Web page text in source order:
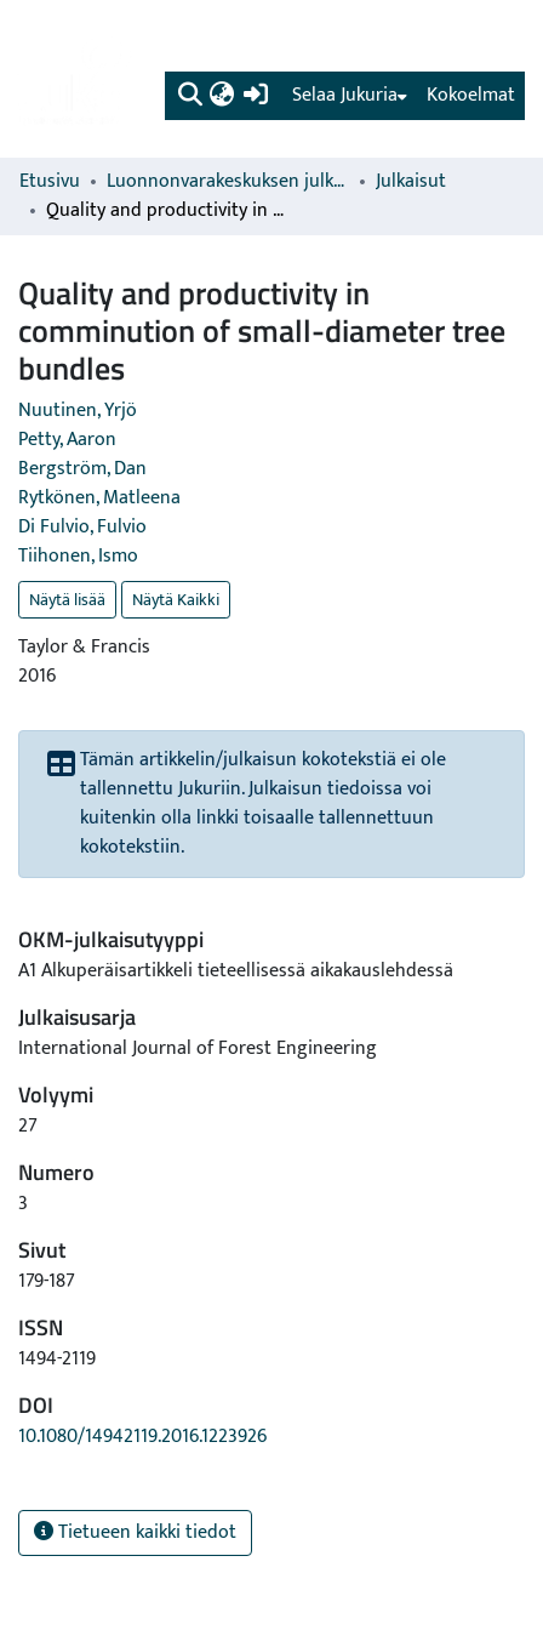
(current) Kokoelmat
Selaa Jukuria
Etusivu Luonnonvarakeskuksen julkaisut
Julkaisut
Quality and productivity in comminution of small-diameter tree bundles
Quality and productivity in
comminution of small-diameter tree
bundles
Nuutinen, Yrjö
Petty, Aaron
Bergström, Dan
Rytkönen, Matleena
Di Fulvio, Fulvio
Tiihonen, Ismo
Näytä lisää Näytä Kaikki
Taylor & Francis
2016
Tämän artikkelin/julkaisun kokotekstiä ei ole
tallennettu Jukuriin. Julkaisun tiedoissa voi
kuitenkin olla linkki toisaalle tallennettuun
kokotekstiin.
OKM-julkaisutyyppi
A1 Alkuperäisartikkeli tieteellisessä aikakauslehdessä
Julkaisusarja
International Journal of Forest Engineering
Volyymi
27
Numero
3
Sivut
179-187
ISSN
1494-2119
DOI
10.1080/14942119.2016.1223926
Tietueen kaikki tiedot